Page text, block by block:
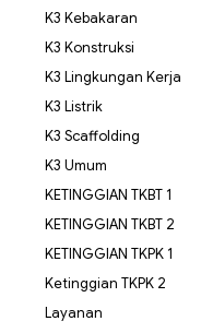
K3 Kebakaran
K3 Konstruksi
K3 Lingkungan Kerja
K3 Listrik
K3 Scaffolding
K3 Umum
KETINGGIAN TKBT 1
KETINGGIAN TKBT 2
KETINGGIAN TKPK 1
Ketinggian TKPK 2
Layanan